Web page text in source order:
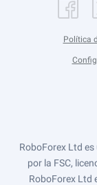
Política
RoboForex Ltd
por la FSC,
RoboForex Ltd